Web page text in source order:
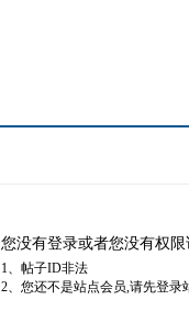
您没有登录或者您没有权
1、帖子ID非法
2、您还不是站点会员,请先登录